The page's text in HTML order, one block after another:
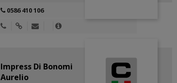
0586 410 106
Impress Di Bonomi
Aurelio